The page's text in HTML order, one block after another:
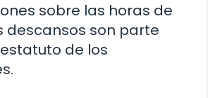
sobre las horas de
descansos son parte
de los